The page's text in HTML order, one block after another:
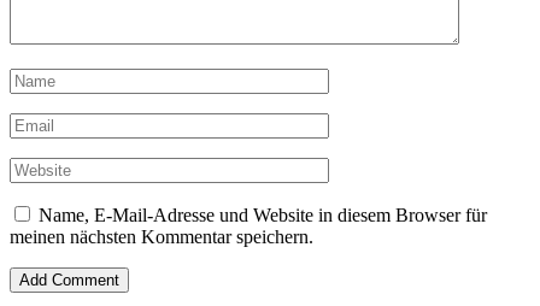
Name, E-Mail-Adresse und Website in diesem Browser für
meinen nächsten Kommentar speichern.